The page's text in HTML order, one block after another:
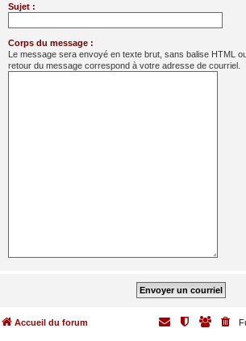
Sujet :
Corps du message :
Le message sera envoyé en texte brut, sans balise HTML
retour du message correspond à votre adresse de courriel.
Accueil du forum